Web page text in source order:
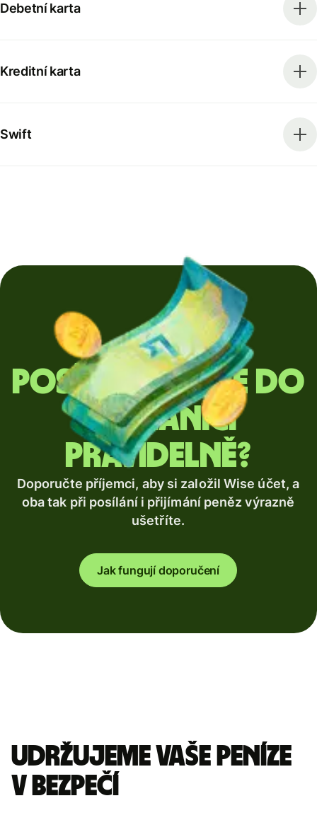
Debetní karta
Kreditní karta
Swift
Posíláte peníze do
zahraničí
pravidelně?
Doporučte příjemci, aby si založil Wise účet, a
oba tak při posílání i přijímání peněz výrazně
ušetříte.
Jak fungují doporučení
Udržujeme vaše peníze
v bezpečí